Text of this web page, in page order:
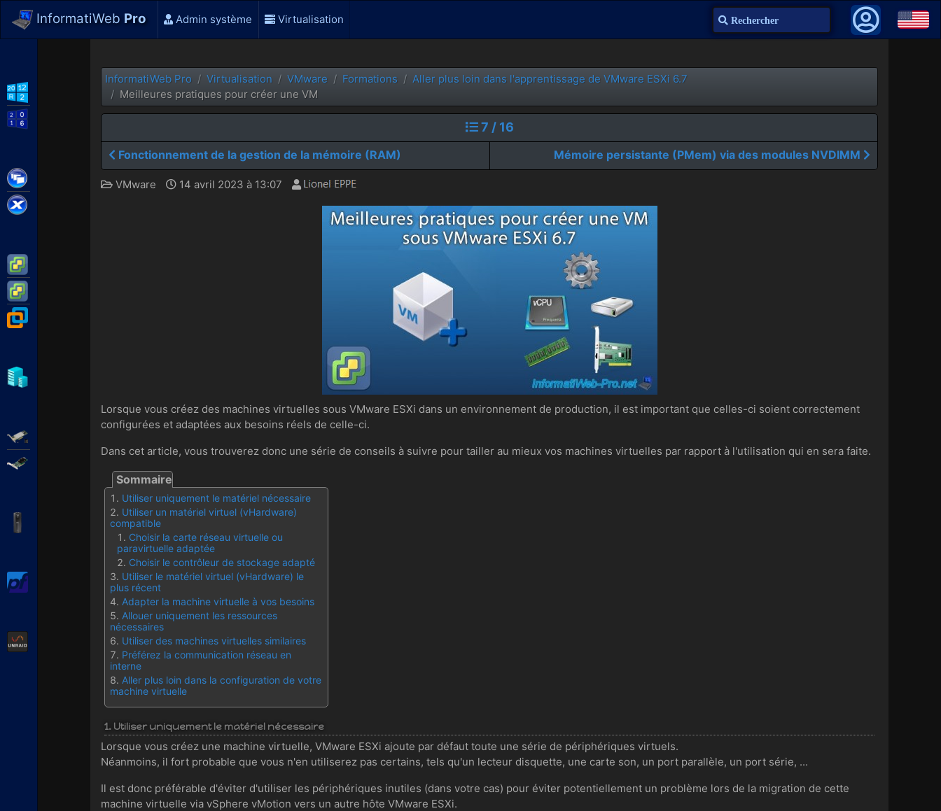
InformatiWeb Pro Admin système Virtualisation Recherche
Citrix XenApp / XenDesktop
Adaptec SmartRAID
APC Back-UPS Pro
InformatiWeb Pro Virtualisation VMware Formations
Aller plus loin dans l'apprentissage de VMware ESXi 6.7
Meilleures pratiques pour créer une VM
7 / 16
Fonctionnement de la gestion de la mémoire (RAM) Mémoire persistante (PMem) via des modules NVDIMM
VMware 14 avril 2023 à 13:07
Lorsque vous créez des machines virtuelles sous VMware ESXi dans un environnement de production, il est important que celles-ci soient correctement
configurées et adaptées aux besoins réels de celle-ci.
Dans cet article, vous trouverez donc une série de conseils à suivre pour tailler au mieux vos machines virtuelles par rapport à l'utilisation qui en sera faite.
Utiliser uniquement le matériel nécessaire
Utiliser un matériel virtuel (vHardware)
compatible
Choisir la carte réseau virtuelle ou
paravirtuelle adaptée
Choisir le contrôleur de stockage adapté
Utiliser le matériel virtuel (vHardware) le
plus récent
Adapter la machine virtuelle à vos besoins
Allouer uniquement les ressources
nécessaires
Utiliser des machines virtuelles similaires
Préférez la communication réseau en
interne
Aller plus loin dans la configuration de votre
machine virtuelle
1. Utiliser uniquement le matériel nécessaire
Lorsque vous créez une machine virtuelle, VMware ESXi ajoute par défaut toute une série de périphériques virtuels.
Néanmoins, il fort probable que vous n'en utiliserez pas certains, tels qu'un lecteur disquette, une carte son, un port parallèle, un port série, ...
Il est donc préférable d'éviter d'utiliser les périphériques inutiles (dans votre cas) pour éviter potentiellement un problème lors de la migration de cette
machine virtuelle via vSphere vMotion vers un autre hôte VMware ESXi.